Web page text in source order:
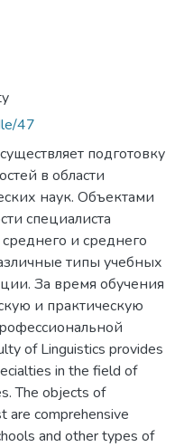
47
подготовку
в области
наук. Объектами
специалиста
и среднего
типы учебных
За время обучения
и практическую
of Linguistics provides
in the field of
The objects of
are comprehensive
and other types of